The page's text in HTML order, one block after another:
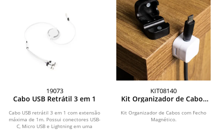
19073
Cabo USB Retrátil 3 em 1
Cabo USB retrátil 3 em 1 com extensão
máxima de 1m. Possui conectores USB-
C, Micro USB e Lightning em uma
KIT08140
Kit Organizador de Cabos
Kit Organizador de Cabos com Fecho
Magnético.